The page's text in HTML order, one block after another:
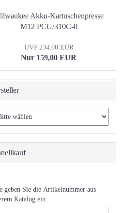
Akku-Kartuschenpresse
M12 PCG/310C-0
UVP 234,00 EUR
Nur 159,00 EUR
geben Sie die Artikelnummer aus
Katalog ein.